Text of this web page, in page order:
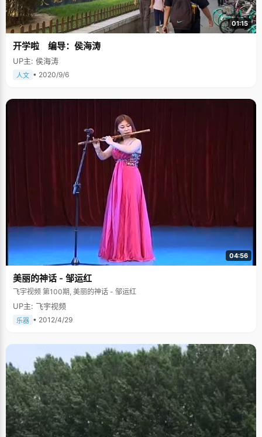
01:15
开学啦 编导：侯海涛
UP主: 侯海涛
人文 • 2020/9/6
04:56
美丽的神话 - 邹运红
飞宇视频 第100期, 美丽的神话 - 邹运红
UP主: 飞宇视频
乐器 • 2012/4/29